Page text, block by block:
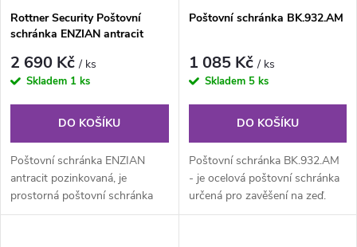
Rottner Security Poštovní
schránka ENZIAN antracit
2 690 Kč/ ks
Skladem 1 ks
DO KOŠÍKU
Poštovní schránka ENZIAN
antracit pozinkovaná, je
prostorná poštovní schránka
vhodná do exteriéru i interiéru.
Poštovní schránka BK.932.AM
1 085 Kč/ ks
Skladem 5 ks
DO KOŠÍKU
Poštovní schránka BK.932.AM
- je ocelová poštovní schránka
určená pro zavěšení na zeď.
Schránka obsahuje tubus na...